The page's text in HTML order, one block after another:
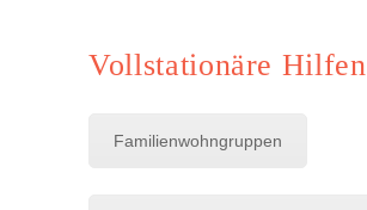
Vollstationäre Hilfen
Familienwohngruppen